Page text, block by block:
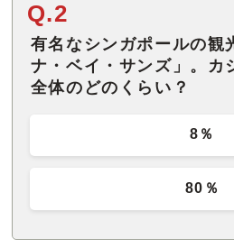
Q.2
有名なシンガポールの観
ナ・ベイ・サンズ」。カ
全体のどのくらい？
8％
80％